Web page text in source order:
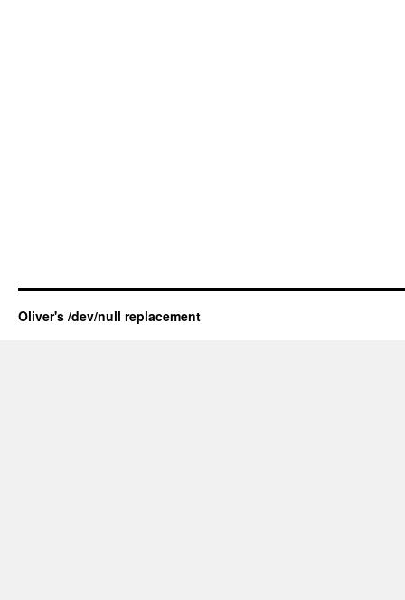
Oliver's /dev/null replacement